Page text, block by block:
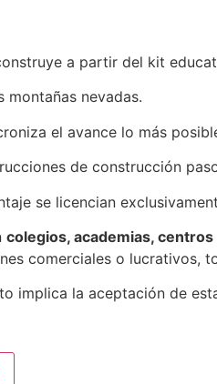
a partir del kit
montañas nevadas.
el avance lo más
de construcción
se licencian
colegios, academias,
comerciales o lucrativos,
implica la aceptación de